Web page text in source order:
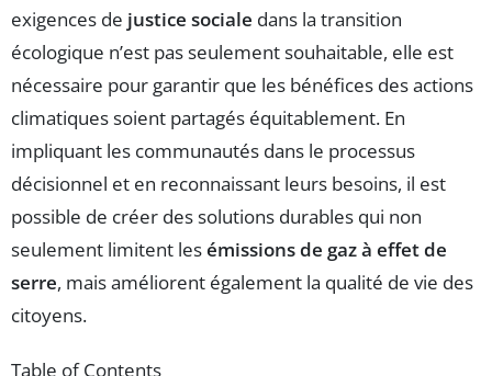
exigences de justice sociale dans la transition
écologique n’est pas seulement souhaitable, elle est
nécessaire pour garantir que les bénéfices des actions
climatiques soient partagés équitablement. En
impliquant les communautés dans le processus
décisionnel et en reconnaissant leurs besoins, il est
possible de créer des solutions durables qui non
seulement limitent lesémissions de gaz à effet de
serre, mais améliorent également la qualité de vie des
citoyens.
Table of Contents